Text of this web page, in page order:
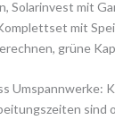
Umspannwerke:
sind